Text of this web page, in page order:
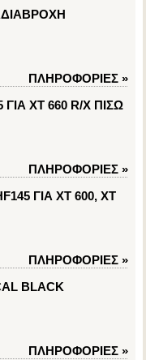
ΠΛΗΡΟΦΟΡΙΕΣ »
XT 660 R/X ΠΙΣΩ
ΠΛΗΡΟΦΟΡΙΕΣ »
ΓΙΑ XT 600, XT
ΠΛΗΡΟΦΟΡΙΕΣ »
BLACK
ΠΛΗΡΟΦΟΡΙΕΣ »